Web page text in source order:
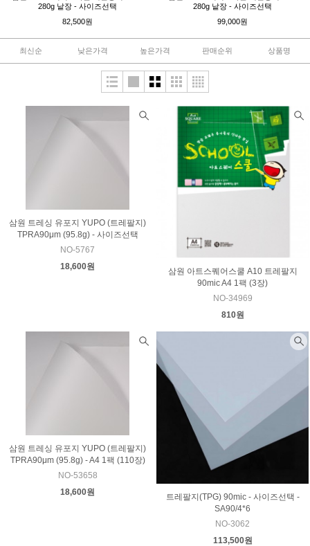
280g 낱장 - 사이즈선택
82,500원
280g 낱장 - 사이즈선택
99,000원
최신순 낮은가격 높은가격 판매순위 상품명
삼원 트레싱 유포지 YUPO (트레팔지)
TPRA90μm (95.8g) - 사이즈선택
NO-5767
18,600원
삼원 아트스퀘어스쿨 A10 트레팔지
90mic A4 1팩 (3장)
NO-34969
810원
삼원 트레싱 유포지 YUPO (트레팔지)
TPRA90μm (95.8g) - A4 1팩 (110장)
NO-53658
18,600원
트레팔지(TPG) 90mic - 사이즈선택 -
SA90/4*6
NO-3062
113,500원